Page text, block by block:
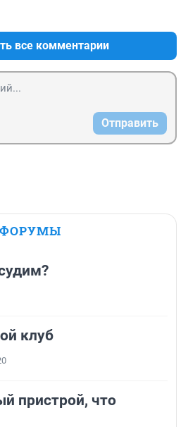
террористы среди нас.
и прощения им.
все комментарии
Отправить
ФОРУМЫ
клуб
пристрой, что